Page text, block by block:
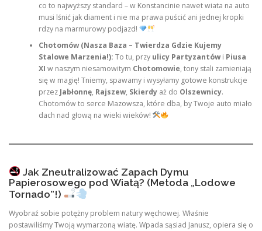
co to najwyższy standard – w Konstancinie nawet wiata na auto
musi lśnić jak diament i nie ma prawa puścić ani jednej kropki
rdzy na marmurowy podjazd!
Chotomów (Nasza Baza – Twierdza Gdzie Kujemy
Stalowe Marzenia!): To tu, przy ulicy Partyzantówi Piusa
XI w naszym niesamowitym Chotomowie, tony stali zamieniają
się w magię! Tniemy, spawamy i wysyłamy gotowe konstrukcje
przez Jabłonnę, Rajszew, Skierdyaż do Olszewnicy.
Chotomów to serce Mazowsza, które dba, by Twoje auto miało
dach nad głową na wieki wieków!
Jak Zneutralizować Zapach Dymu
Papierosowego pod Wiatą? (Metoda „Lodowe
Tornado”!)
Wyobraź sobie potężny problem natury węchowej. Właśnie
postawiliśmy Twoją wymarzoną wiatę. Wpada sąsiad Janusz, opiera się o